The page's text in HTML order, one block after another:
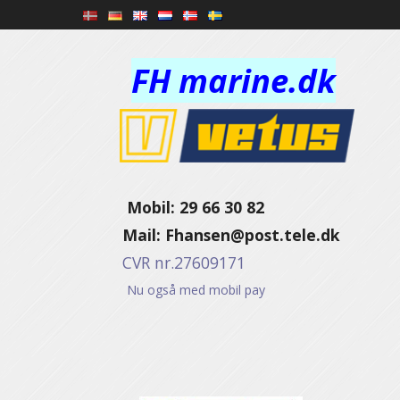
FH marine.dk
Mobil: 29 66 30 82
Mail: Fhansen@post.tele.dk
CVR nr.27609171
Nu også med mobil pay